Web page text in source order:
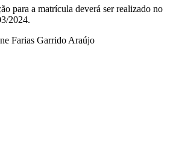
para a matrícula deverá ser realizado no
2024.
Farias Garrido Araújo